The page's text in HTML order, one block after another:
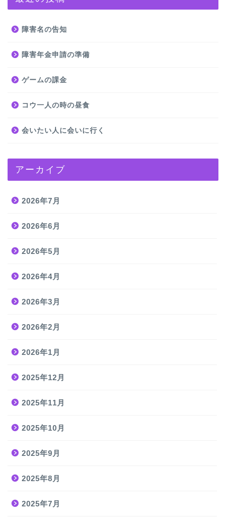
障害名の告知
障害年金申請の準備
ゲームの課金
コウ一人の時の昼食
会いたい人に会いに行く
アーカイブ
2026年7月
2026年6月
2026年5月
2026年4月
2026年3月
2026年2月
2026年1月
2025年12月
2025年11月
2025年10月
2025年9月
2025年8月
2025年7月